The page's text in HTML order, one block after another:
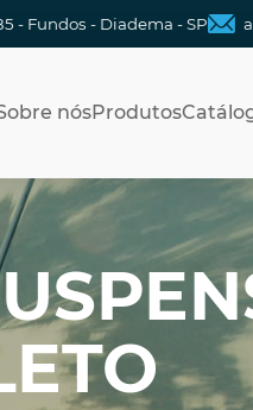
- Fundos - Diadema - SP
nósProdutos